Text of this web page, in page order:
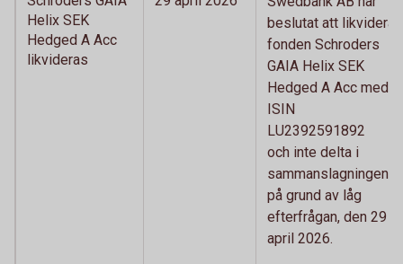
Helix SEK
Hedged A Acc
likvideras
beslutat att likvidera
fonden Schroders
GAIA Helix SEK
Hedged A Acc med
ISIN
LU2392591892
och inte delta i
sammanslagningen
på grund av låg
efterfrågan, den 29
april 2026.